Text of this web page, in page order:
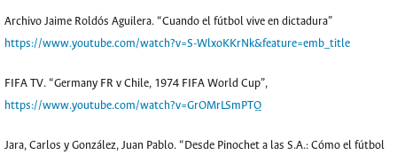
Archivo Jaime Roldós Aguilera. “Cuando el fútbol vive en dictadura”
https://www.youtube.com/watch?v=S-WlxoKKrNk&feature=emb_title
FIFA TV. “Germany FR v Chile, 1974 FIFA World Cup”,
https://www.youtube.com/watch?v=GrOMrLSmPTQ
Jara, Carlos y González, Juan Pablo. “Desde Pinochet a las S.A.: Cómo el fútbol